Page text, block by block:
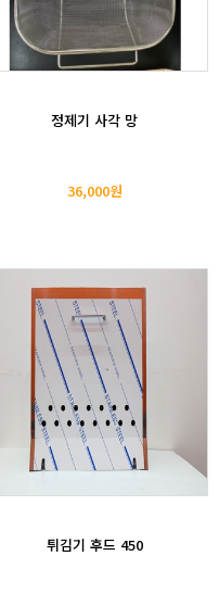
정제기 사각 망
36,000원
튀김기 후드 450